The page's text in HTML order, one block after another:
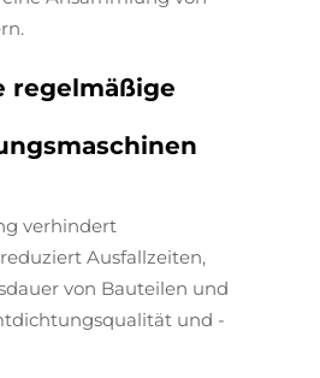
regelmäßige
verhindert
Ausfallzeiten,
von Bauteilen und
und -